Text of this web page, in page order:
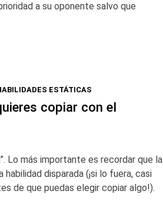
a su oponente salvo que
ESTÁTICAS
copiar con el
Lo más importante es recordar que la
disparada (¡si lo fuera, casi
de que puedas elegir copiar algo!).